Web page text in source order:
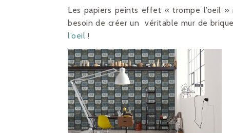
Les papiers peints effet « trompe l’oeil »
besoin de créer un véritable mur de
l’oeil !